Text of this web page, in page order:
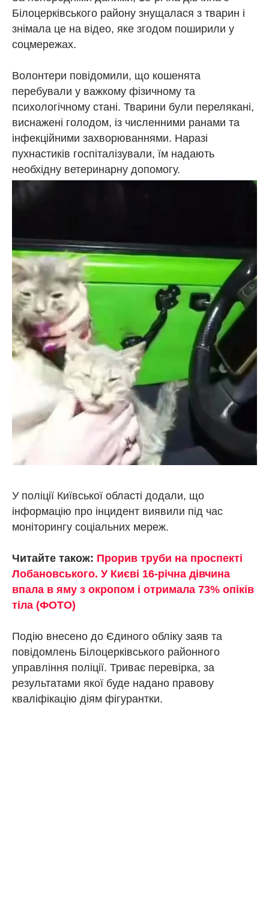
Білоцерківського району знущалася з тварин і
знімала це на відео, яке згодом поширили у
соцмережах.
Волонтери повідомили, що кошенята
перебували у важкому фізичному та
психологічному стані. Тварини були перелякані,
виснажені голодом, із численними ранами та
інфекційними захворюваннями. Наразі
пухнастиків госпіталізували, їм надають
необхідну ветеринарну допомогу.
У поліції Київської області додали, що
інформацію про інцидент виявили під час
моніторингу соціальних мереж.
Читайте також: Прорив труби на проспекті
Лобановського. У Києві 16-річна дівчина
впала в яму з окропом і отримала 73% опіків
тіла (ФОТО)
Подію внесено до Єдиного обліку заяв та
повідомлень Білоцерківського районного
управління поліції. Триває перевірка, за
результатами якої буде надано правову
кваліфікацію діям фігурантки.